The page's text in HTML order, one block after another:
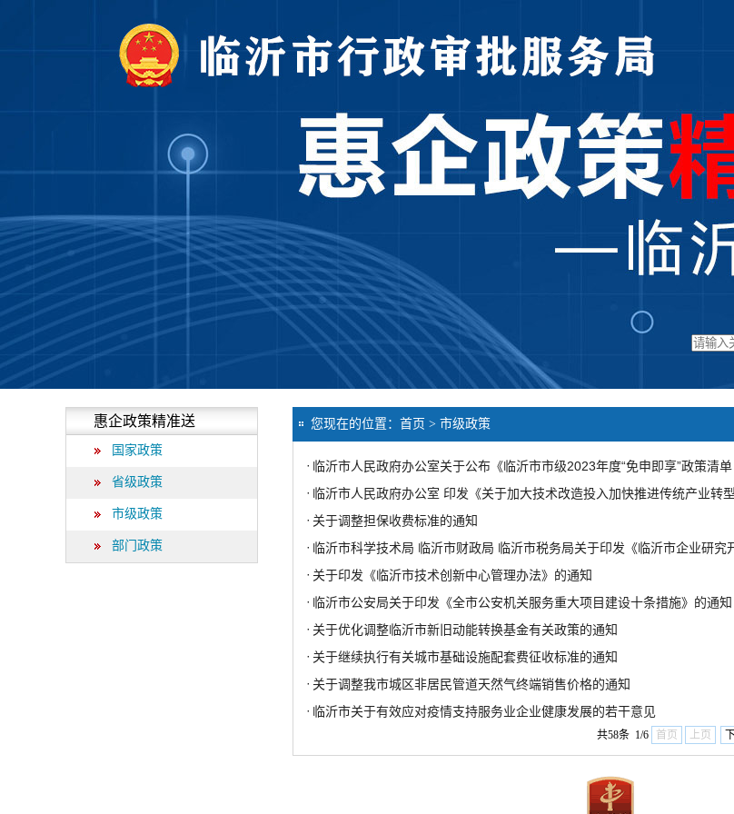
惠企政策精准送
国家政策
省级政策
市级政策
部门政策
您现在的位置： 首页 > 市级政策
· 临沂市人民政府办公室关于公布《临沂市市级2023年度“免申即享”政策清
· 临沂市人民政府办公室 印发《关于加大技术改造投入加快推进传统产业转
· 关于调整担保收费标准的通知
· 临沂市科学技术局 临沂市财政局 临沂市税务局关于印发《临沂市企业研究
· 关于印发《临沂市技术创新中心管理办法》的通知
· 临沂市公安局关于印发《全市公安机关服务重大项目建设十条措施》的通知
· 关于优化调整临沂市新旧动能转换基金有关政策的通知
· 关于继续执行有关城市基础设施配套费征收标准的通知
· 关于调整我市城区非居民管道天然气终端销售价格的通知
· 临沂市关于有效应对疫情支持服务业企业健康发展的若干意见
共58条 1/6 首页 上页